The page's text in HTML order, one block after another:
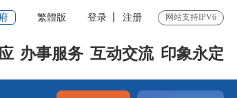
繁體版 登录 注册 网站支持IPV6
办事服务 互动交流 印象永定